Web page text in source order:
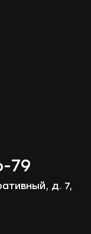
79
д. 7,